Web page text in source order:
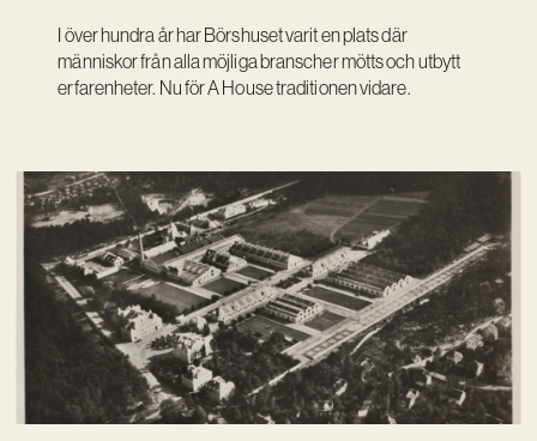
I över hundra år har Börshuset varit en plats där
människor från alla möjliga branscher mötts och utbytt
erfarenheter. Nu för A House traditionen vidare.